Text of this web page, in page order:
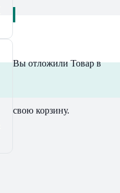
Вы отложилиТоварв
свою корзину.